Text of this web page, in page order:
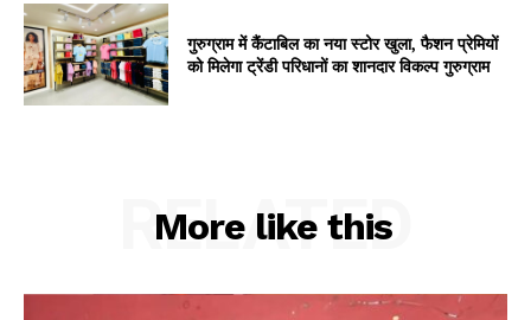
गुरुग्राम में कैंटाबिल का नया स्टोर खुला, फैशन प्रेमियों
को मिलेगा ट्रेंडी परिधानों का शानदार विकल्प गुरुग्राम
More like this
RELATED